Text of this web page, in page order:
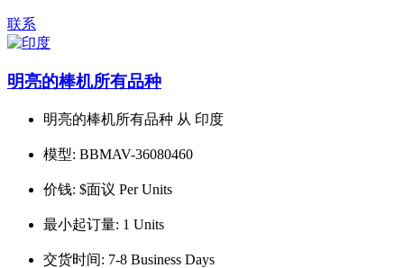
联系
明亮的棒机所有品种
明亮的棒机所有品种 从 印度
模型: BBMAV-36080460
价钱: $面议 Per Units
最小起订量: 1 Units
交货时间: 7-8 Business Days